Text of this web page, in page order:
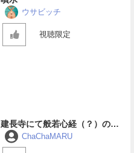
ウサビッチ
視聴限定
建長寺にて般若心経（？）の音
（デジタルリマスター）
ChaChaMARU